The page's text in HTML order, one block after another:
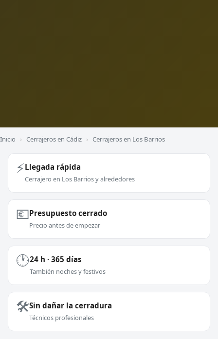
Inicio › Cerrajeros en Cádiz › Cerrajeros en Los Barrios
⚡Llegada rápida
Cerrajero en Los Barrios y alrededores
💶Presupuesto cerrado
Precio antes de empezar
🕐24 h · 365 días
También noches y festivos
🛠️Sin dañar la cerradura
Técnicos profesionales